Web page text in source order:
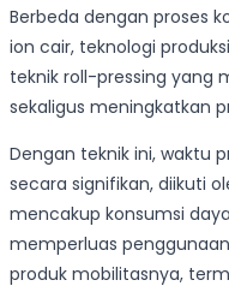
Berbeda dengan proses
ion cair, teknologi
teknik roll-pressing yang
sekaligus meningkatkan
Dengan teknik ini, waktu
secara signifikan, diikuti
mencakup konsumsi
memperluas
produk mobilitasnya,